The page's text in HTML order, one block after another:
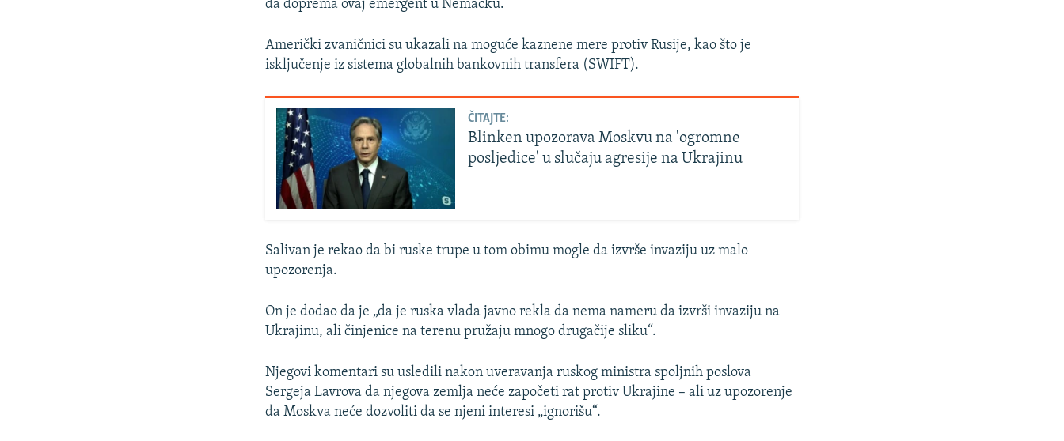
da doprema ovaj emergent u Nemačku.
Američki zvaničnici su ukazali na moguće kaznene mere protiv Rusije, kao što je
isključenje iz sistema globalnih bankovnih transfera (SWIFT).
ČITAJTE:
Blinken upozorava Moskvu na 'ogromne
posljedice' u slučaju agresije na Ukrajinu
Salivan je rekao da bi ruske trupe u tom obimu mogle da izvrše invaziju uz malo
upozorenja.
On je dodao da je „da je ruska vlada javno rekla da nema nameru da izvrši invaziju na
Ukrajinu, ali činjenice na terenu pružaju mnogo drugačije sliku“.
Njegovi komentari su usledili nakon uveravanja ruskog ministra spoljnih poslova
Sergeja Lavrova da njegova zemlja neće započeti rat protiv Ukrajine – ali uz upozorenje
da Moskva neće dozvoliti da se njeni interesi „ignorišu“.